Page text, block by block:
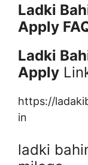
Ladki
Apply
Ladki
Apply
https://
in
ladki